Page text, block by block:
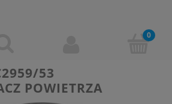
53
POWIETRZA